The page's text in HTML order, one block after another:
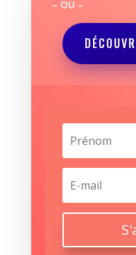
– OU –